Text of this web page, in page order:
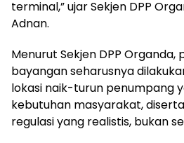
terminal,” ujar Sekjen DPP
Adnan.
Menurut Sekjen DPP
bayangan seharusnya
lokasi naik-turun penumpang
kebutuhan masyarakat,
regulasi yang realistis, bukan